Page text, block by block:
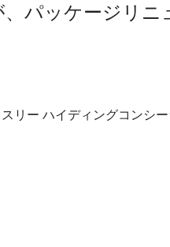
、パッケージリニ
リー ハイディングコンシ